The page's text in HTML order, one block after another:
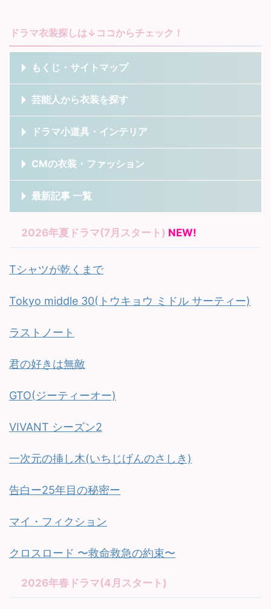
ドラマ衣装探しは↓ココからチェック！
もくじ・サイトマップ
芸能人から衣装を探す
ドラマ小道具・インテリア
CMの衣装・ファッション
最新記事 一覧
2026年夏ドラマ(7月スタート) NEW!
Tシャツが乾くまで
Tokyo middle 30(トウキョウ ミドル サーティー)
ラストノート
君の好きは無敵
GTO(ジーティーオー)
VIVANT シーズン2
一次元の挿し木(いちじげんのさしき)
告白ー25年目の秘密ー
マイ・フィクション
クロスロード 〜救命救急の約束〜
2026年春ドラマ(4月スタート)